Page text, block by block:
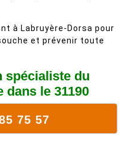
à Labruyère-Dorsa pour
et prévenir toute
spécialiste du
dans le 31190
75 57